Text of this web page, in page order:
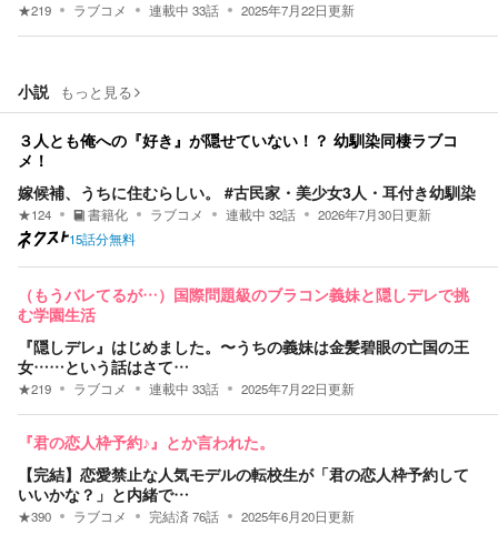
★219 ラブコメ 連載中 33話 2025年7月22日更新
小説 もっと見る
３人とも俺への『好き』が隠せていない！？ 幼馴染同棲ラブコ
メ！
嫁候補、うちに住むらしい。 #古民家・美少女3人・耳付き幼馴染
★124 書籍化 ラブコメ 連載中 32話 2026年7月30日更新
15話分無料
（もうバレてるが…）国際問題級のブラコン義妹と隠しデレで挑
む学園生活
『隠しデレ』はじめました。〜うちの義妹は金髪碧眼の亡国の王
女……という話はさて…
★219 ラブコメ 連載中 33話 2025年7月22日更新
『君の恋人枠予約♪』とか言われた。
【完結】恋愛禁止な人気モデルの転校生が「君の恋人枠予約して
いいかな？」と内緒で…
★390 ラブコメ 完結済76話 2025年6月20日更新